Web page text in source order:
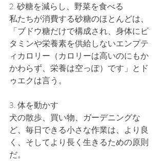
2. 砂糖を減らし、野菜を食べる
私たちが消費する砂糖のほとんどは、
「ブドウ糖だけで構成され、身体にビ
タミンや栄養素を供給しないエンプテ
ィカロリー（カロリーは高いのにもか
かわらず、栄養は空っぽ）です」とド
ゥエクは言う。
3. 体を動かす
犬の散歩、買い物、ガーデニングな
ど、毎日できる小さな作業は、より良
く、そしてより長く生きるための原則
だ。